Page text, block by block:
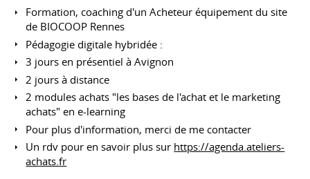
Formation, coaching d'un Acheteur équipement du site
de BIOCOOP Rennes
Pédagogie digitale hybridée :
3 jours en présentiel à Avignon
2 jours à distance
2 modules achats "les bases de l'achat et le marketing
achats" en e-learning
Pour plus d'information, merci de me contacter
Un rdv pour en savoir plus sur https://agenda.ateliers-
achats.fr